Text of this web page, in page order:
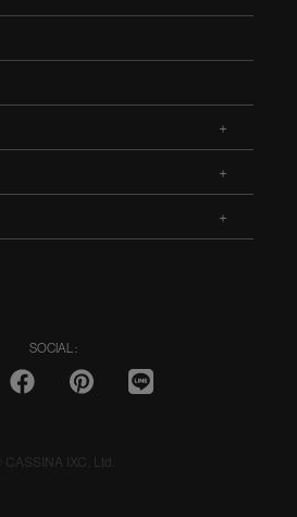
SOCIAL :
© CASSINA IXC. Ltd.